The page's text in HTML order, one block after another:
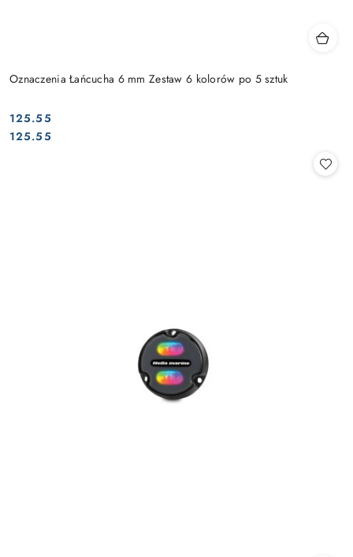
Oznaczenia Łańcucha 6 mm Zestaw 6 kolorów po 5 sztuk
Cena:
125.55
Cena:
125.55